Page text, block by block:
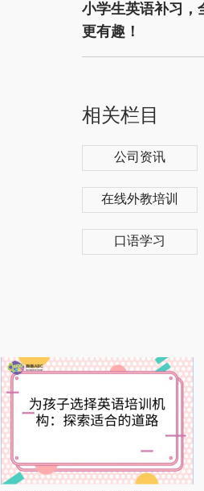
小学生英语补习，
更有趣！
相关栏目
公司资讯
在线外教培训
口语学习